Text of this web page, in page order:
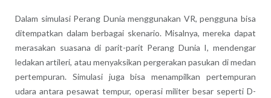
Dalam simulasi Perang Dunia menggunakan VR, pengguna bisa
ditempatkan dalam berbagai skenario. Misalnya, mereka dapat
merasakan suasana di parit-parit Perang Dunia I, mendengar
ledakan artileri, atau menyaksikan pergerakan pasukan di medan
pertempuran. Simulasi juga bisa menampilkan pertempuran
udara antara pesawat tempur, operasi militer besar seperti D-